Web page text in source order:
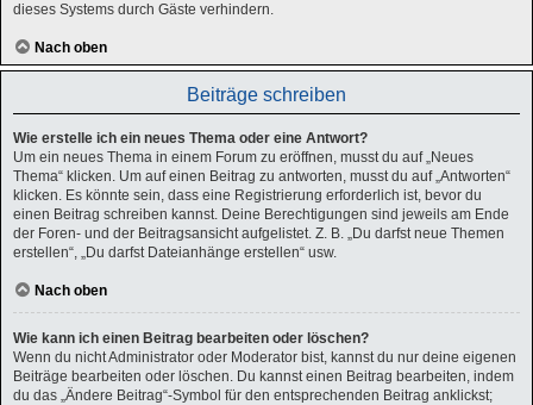
dieses Systems durch Gäste verhindern.
Nach oben
Beiträge schreiben
Wie erstelle ich ein neues Thema oder eine Antwort?
Um ein neues Thema in einem Forum zu eröffnen, musst du auf „Neues
Thema“ klicken. Um auf einen Beitrag zu antworten, musst du auf „Antworten“
klicken. Es könnte sein, dass eine Registrierung erforderlich ist, bevor du
einen Beitrag schreiben kannst. Deine Berechtigungen sind jeweils am Ende
der Foren- und der Beitragsansicht aufgelistet. Z. B. „Du darfst neue Themen
erstellen“, „Du darfst Dateianhänge erstellen“ usw.
Nach oben
Wie kann ich einen Beitrag bearbeiten oder löschen?
Wenn du nicht Administrator oder Moderator bist, kannst du nur deine eigenen
Beiträge bearbeiten oder löschen. Du kannst einen Beitrag bearbeiten, indem
du das „Ändere Beitrag“-Symbol für den entsprechenden Beitrag anklickst;